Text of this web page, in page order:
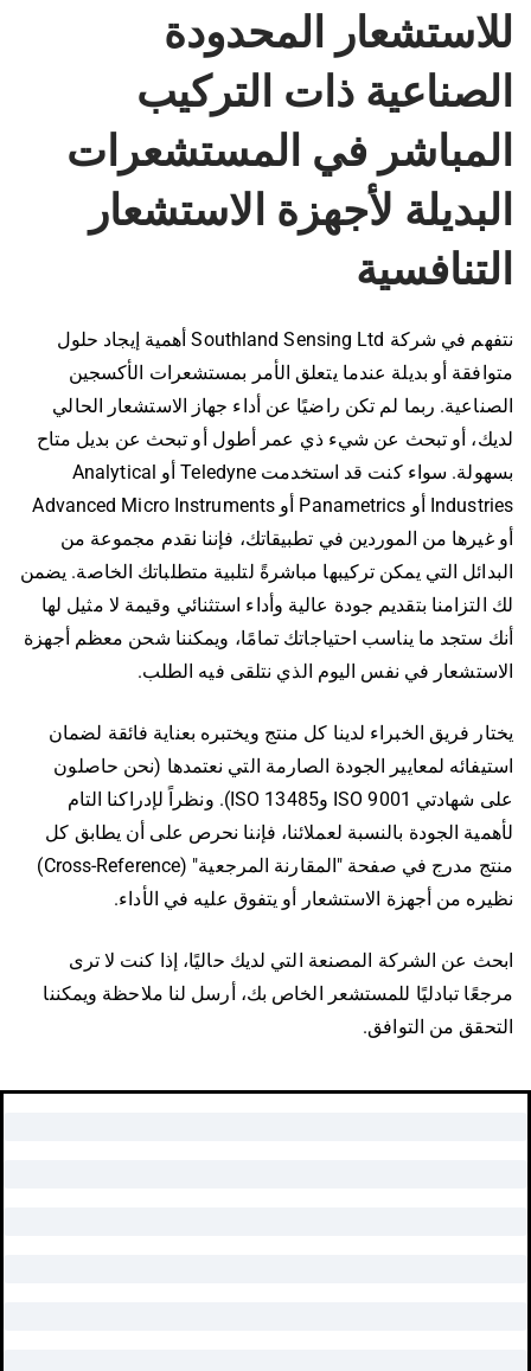
المحدودة
ذات التركيب
في المستشعرات
لأجهزة الاستشعار
نتفهم في شركة Southland Sensing Ltd أهمية إيجاد حلول
أو بديلة عندما يتعلق الأمر بمستشعرات الأكسجين
ربما لم تكن راضيًا عن أداء جهاز الاستشعار الحالي
أو تبحث عن شيء ذي عمر أطول أو تبحث عن بديل متاح
بسهولة. سواء كنت قد استخدمت Teledyne أو Analytical
Industries أو Panametrics أو Advanced Micro Instruments
من الموردين في تطبيقاتك، فإننا نقدم مجموعة من
التي يمكن تركيبها مباشرةً لتلبية متطلباتك الخاصة. يضمن
بتقديم جودة عالية وأداء استثنائي وقيمة لا مثيل لها
ستجد ما يناسب احتياجاتك تمامًا، ويمكننا شحن معظم أجهزة
في نفس اليوم الذي نتلقى فيه الطلب.
فريق الخبراء لدينا كل منتج ويختبره بعناية فائقة لضمان
لمعايير الجودة الصارمة التي نعتمدها (نحن حاصلون
على شهادتي ISO 9001 وISO 13485). ونظراً لإدراكنا التام
الجودة بالنسبة لعملائنا، فإننا نحرص على أن يطابق كل
منتج مدرج في صفحة "المقارنة المرجعية" (Cross-Reference)
من أجهزة الاستشعار أو يتفوق عليه في الأداء.
عن الشركة المصنعة التي لديك حاليًا، إذا كنت لا ترى
تبادليًا للمستشعر الخاص بك، أرسل لنا ملاحظة ويمكننا
من التوافق.